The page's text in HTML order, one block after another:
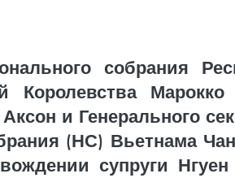
собрания
Королевства
и Генерального
(НС) Вьетнама
супруги